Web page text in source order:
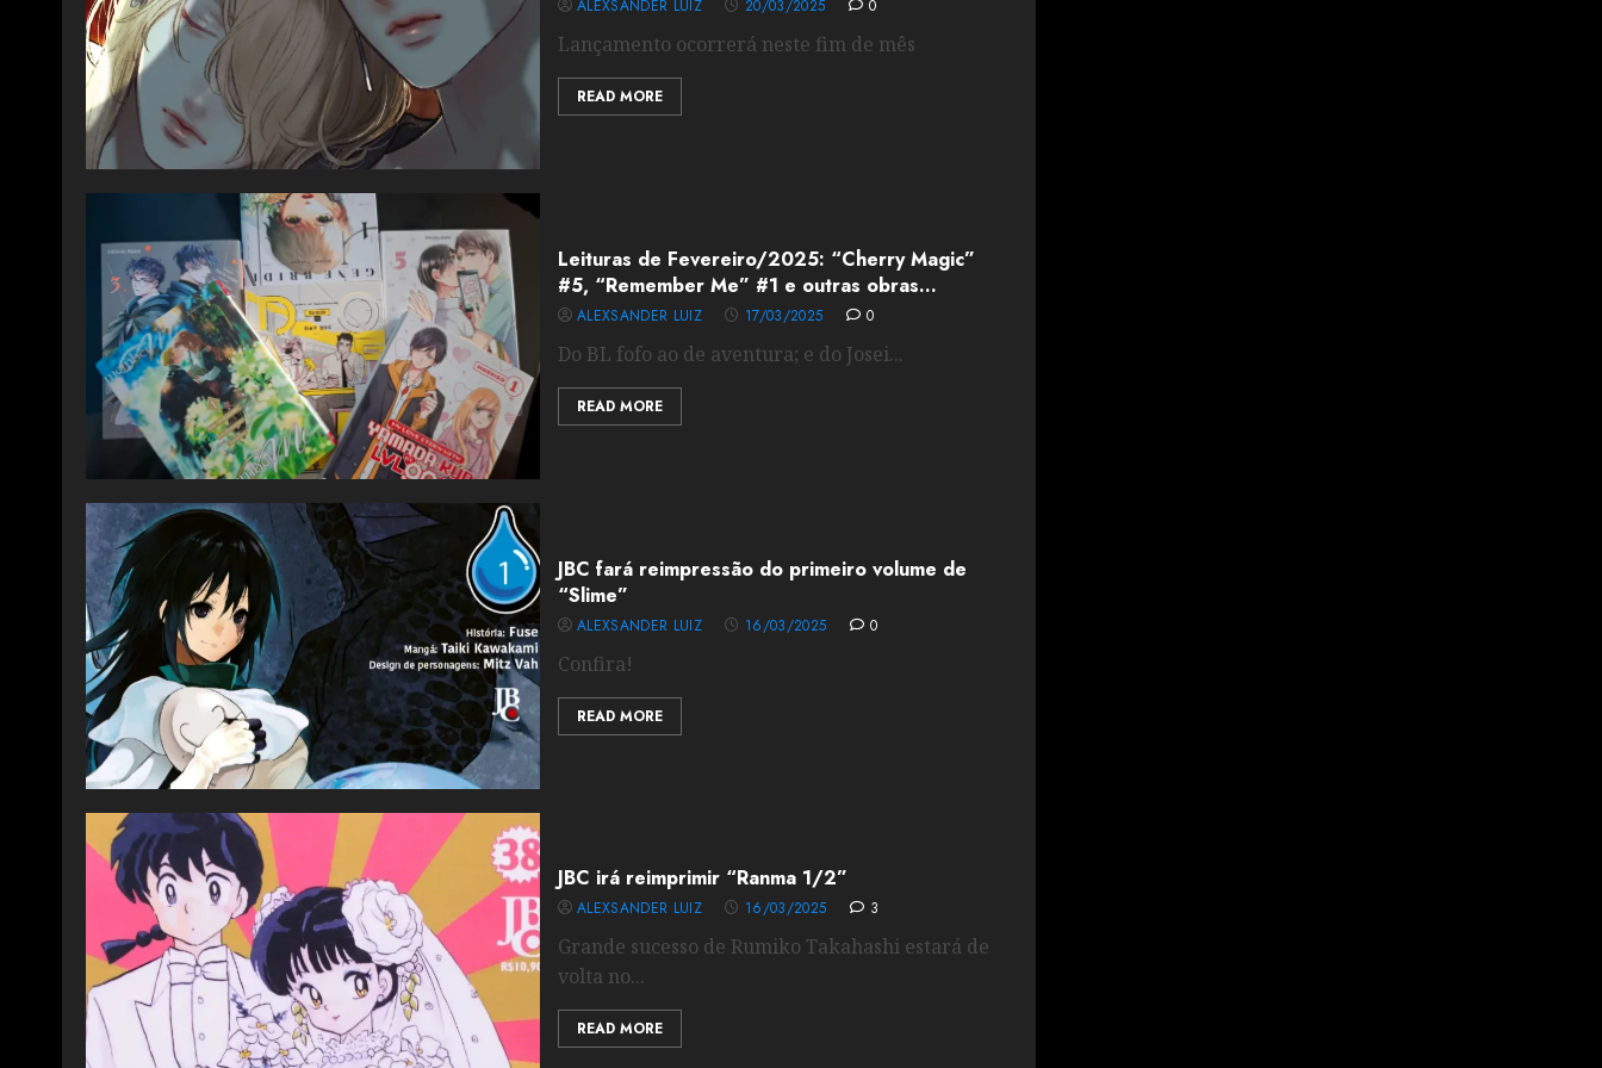
ALEXSANDER LUIZ 20/03/2025 0
Lançamento ocorrerá neste fim de mês
READ MORE
Leituras de Fevereiro/2025: “Cherry Magic”
#5, “Remember Me” #1 e outras obras…
ALEXSANDER LUIZ 17/03/2025 0
Do BL fofo ao de aventura; e do Josei...
READ MORE
JBC fará reimpressão do primeiro volume de
“Slime”
ALEXSANDER LUIZ 16/03/2025 0
Confira!
READ MORE
JBC irá reimprimir “Ranma 1/2”
ALEXSANDER LUIZ 16/03/2025 3
Grande sucesso de Rumiko Takahashi estará de
volta no...
READ MORE